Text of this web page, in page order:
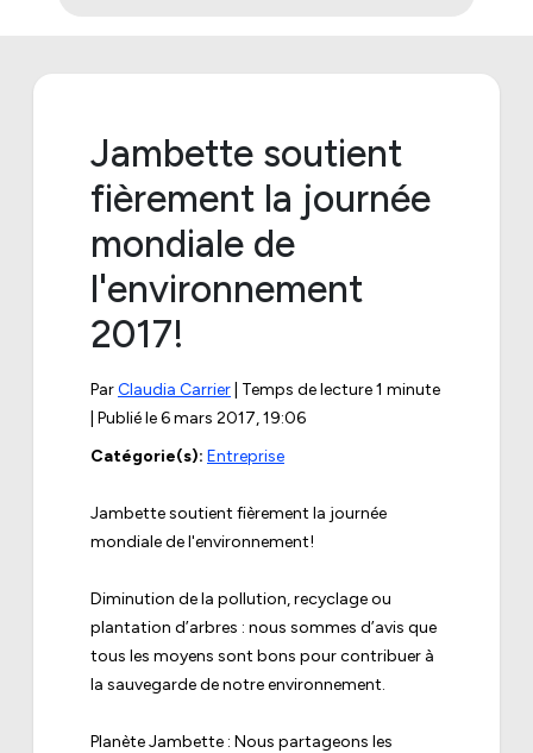
Jambette soutient
fièrement la journée
mondiale de
l'environnement
2017!
ParClaudia Carrier | Temps de lecture 1 minute
| Publié le6 mars 2017, 19:06
Catégorie(s): Entreprise
Jambette soutient fièrement la journée
mondiale de l'environnement!
Diminution de la pollution, recyclage ou
plantation d’arbres : nous sommes d’avis que
tous les moyens sont bons pour contribuer à
la sauvegarde de notre environnement.
Planète Jambette : Nous partageons les